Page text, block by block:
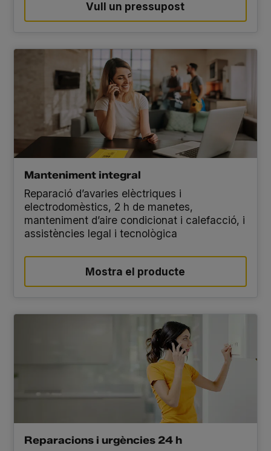
Vull un pressupost
Manteniment integral
Reparació d’avaries elèctriques i
electrodomèstics, 2 h de manetes,
manteniment d’aire condicionat i calefacció, i
assistències legal i tecnològica
Mostra el producte
Reparacions i urgències 24 h